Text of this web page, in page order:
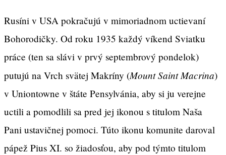
Rusíni v USA pokračujú v mimoriadnom uctievaní
Bohorodičky. Od roku 1935 každý víkend Sviatku
práce (ten sa slávi v prvý septembrový pondelok)
putujú na Vrch svätej Makríny (Mount Saint Macrina)
v Uniontowne v štáte Pensylvánia, aby si ju verejne
uctili a pomodlili sa pred jej ikonou s titulom Naša
Pani ustavičnej pomoci. Túto ikonu komunite daroval
pápež Pius XI. so žiadosťou, aby pod týmto titulom